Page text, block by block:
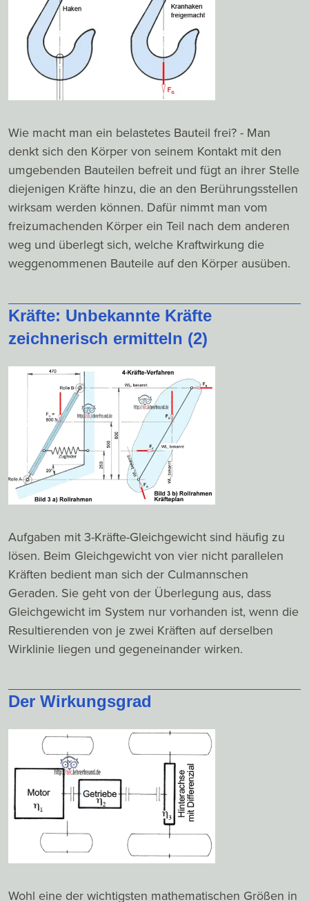
Wie macht man ein belastetes Bauteil frei? - Man
denkt sich den Körper von seinem Kontakt mit den
umgebenden Bauteilen befreit und fügt an ihrer Stelle
diejenigen Kräfte hinzu, die an den Berührungsstellen
wirksam werden können. Dafür nimmt man vom
freizumachenden Körper ein Teil nach dem anderen
weg und überlegt sich, welche Kraftwirkung die
weggenommenen Bauteile auf den Körper ausüben.
Kräfte: Unbekannte Kräfte
zeichnerisch ermitteln (2)
Aufgaben mit 3-Kräfte-Gleichgewicht sind häufig zu
lösen. Beim Gleichgewicht von vier nicht parallelen
Kräften bedient man sich der Culmannschen
Geraden. Sie geht von der Überlegung aus, dass
Gleichgewicht im System nur vorhanden ist, wenn die
Resultierenden von je zwei Kräften auf derselben
Wirklinie liegen und gegeneinander wirken.
Der Wirkungsgrad
Wohl eine der wichtigsten mathematischen Größen in